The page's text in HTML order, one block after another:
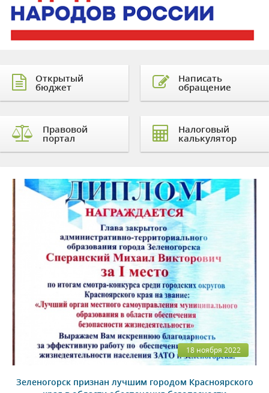
Открытый
бюджет
Правовой
портал
Написать
обращение
Налоговый
калькулятор
18 ноября 2022
Зеленогорск признан лучшим городом Красноярского